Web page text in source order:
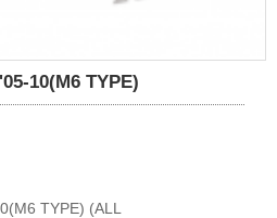
10(M6 TYPE)
TYPE) (ALL